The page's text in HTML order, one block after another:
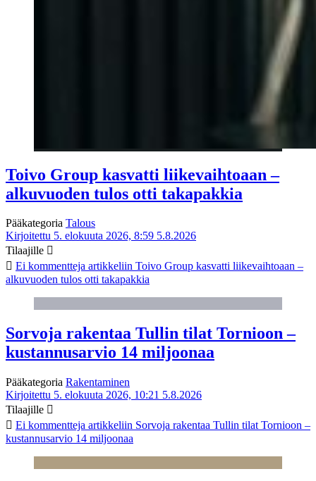
Toivo Group kasvatti liikevaihtoaan –
alkuvuoden tulos otti takapakkia
Pääkategoria Talous
Kirjoitettu 5. elokuuta 2026, 8:59 5.8.2026
Tilaajille
Ei kommentteja artikkeliin Toivo Group kasvatti liikevaihtoaan –
alkuvuoden tulos otti takapakkia
Sorvoja rakentaa Tullin tilat Tornioon –
kustannusarvio 14 miljoonaa
Pääkategoria Rakentaminen
Kirjoitettu 5. elokuuta 2026, 10:21 5.8.2026
Tilaajille
Ei kommentteja artikkeliin Sorvoja rakentaa Tullin tilat Tornioon –
kustannusarvio 14 miljoonaa